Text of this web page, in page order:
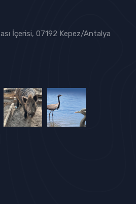
İçerisi, 07192 Kepez/Antalya